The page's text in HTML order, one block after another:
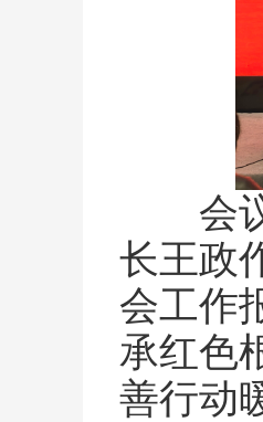
会议
长王政
会工作
承红色
善行动